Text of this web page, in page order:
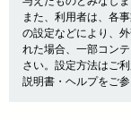
また、利用者は、各
の設定などにより、
れた場合、一部コン
さい。設定方法はご
説明書・ヘルプをご参